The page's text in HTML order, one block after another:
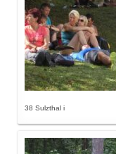
38 Sulzthal i